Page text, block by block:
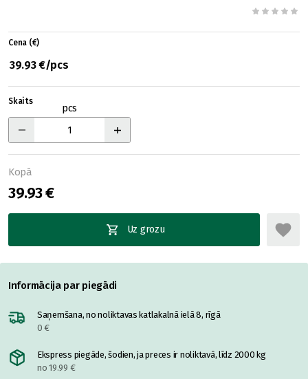
Cena (€)
39.93 €/pcs
Skaits
pcs
Kopā
39.93 €
Uz grozu
Informācija par piegādi
Saņemšana, no noliktavas katlakalnā ielā 8, rīgā
0 €
Ekspress piegāde, šodien, ja preces ir noliktavā, līdz 2000 kg
no 19.99 €